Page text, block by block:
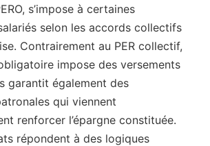
s’impose à certaines
selon les accords collectifs
Contrairement au PER collectif,
impose des versements
garantit également des
qui viennent
renforcer l’épargne constituée.
répondent à des logiques